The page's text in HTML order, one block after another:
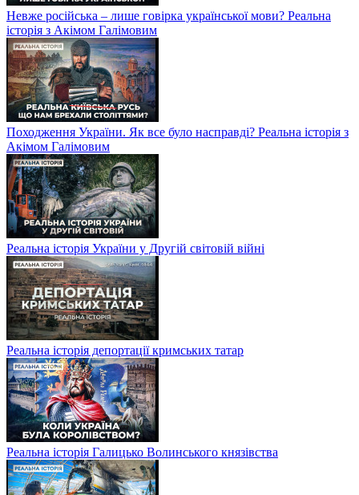
Невже російська – лише говірка української мови? Реальна
історія з Акімом Галімовим
Походження України. Як все було насправді? Реальна історія з
Акімом Галімовим
Реальна історія України у Другій світовій війні
Реальна історія депортації кримських татар
Реальна історія Галицько Волинського князівства